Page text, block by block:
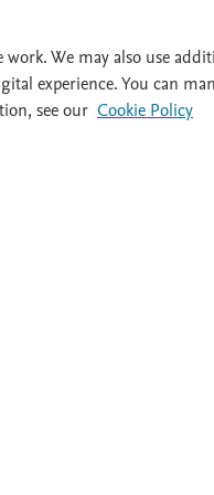
We may also use
experience. You can
see our Cookie Policy